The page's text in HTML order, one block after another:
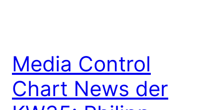
Media Control
Chart News der